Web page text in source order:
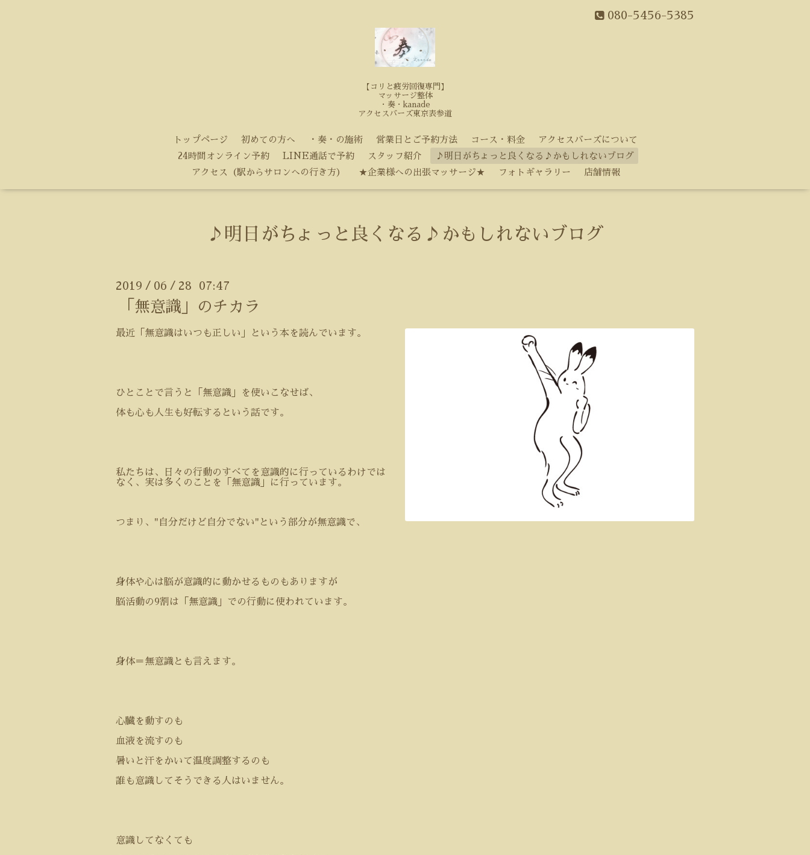
080-5456-5385
【コリと疲労回復専門】
マッサージ整体
・奏・kanade
アクセスバーズ東京表参道
トップページ 初めての方へ ・奏・の施術 営業日とご予約方法 コース・料金
アクセスバーズについて
24時間オンライン予約
LINE通話で予約 スタッフ紹介
♪明日がちょっと良くなる♪かもしれないブログ
アクセス（駅からサロンへの行き方）
★企業様への出張マッサージ★ フォトギャラリー 店舗情報
♪明日がちょっと良くなる♪かもしれないブログ
2019 / 06 / 28 07:47
「無意識」のチカラ
最近「無意識はいつも正しい」という本を読んでいます。
ひとことで言うと「無意識」を使いこなせば、
体も心も人生も好転するという話です。
私たちは、日々の行動のすべてを意識的に行っているわけでは
なく、実は多くのことを「無意識」に行っています。
つまり、 " 自分だけど自分でない" という部分が無意識で、
身体や心は脳が意識的に動かせるものもありますが
脳活動の9割は「無意識」での行動に使われています。
身体＝無意識とも言えます。
心臓を動すのも
血液を流すのも
暑いと汗をかいて温度調整するのも
誰も意識してそうできる人はいません。
意識してなくても